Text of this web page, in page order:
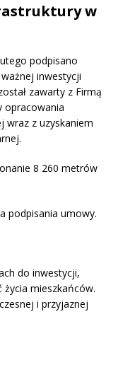
w
podpisano
inwestycji
zawarty z Firmą
opracowania
z uzyskaniem
8 260 metrów
podpisania umowy.
do inwestycji,
mieszkańców.
i przyjaznej